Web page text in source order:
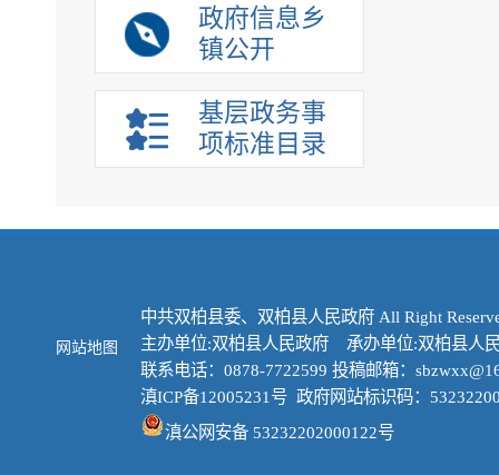
政府信息乡
镇公开
基层政务事
项标准目录
网站地图
中共双柏县委、双柏县人民政府 All Right
主办单位:双柏县人民政府 承办单位:双柏县人
联系电话：0878-7722599 投稿邮箱：
滇ICP备12005231号 政府网站标识码：
滇公网安备 53232202000122号